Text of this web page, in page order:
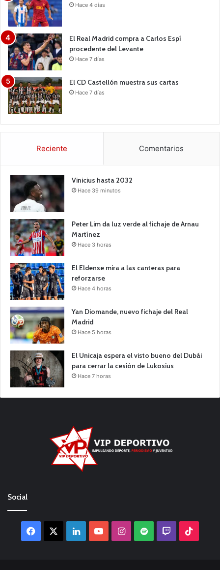
Hace 4 días
El Real Madrid compra a Carlos Espí
procedente del Levante
Hace 7 días
El CD Castellón muestra sus cartas
Hace 7 días
Reciente Comentarios
Vinicius hasta 2032
Hace 39 minutos
Peter Lim da luz verde al fichaje de Arnau
Martínez
Hace 3 horas
El Eldense mira a las canteras para
reforzarse
Hace 4 horas
Yan Diomande, nuevo fichaje del Real
Madrid
Hace 5 horas
El Unicaja espera el visto bueno del Dubái
para cerrar la cesión de Lukosius
Hace 7 horas
Social
Facebook LinkedInYouTubeInstagram
Spotify Twitch